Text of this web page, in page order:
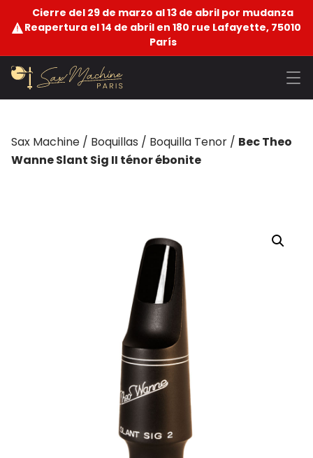
Cierre del 29 de marzo al 13 de abril por mudanza
Reapertura el 14 de abril en 180 rue Lafayette, 75010
París
Sax Machine / Boquillas / Boquilla Tenor / Bec Theo
Wanne Slant Sig II ténor ébonite